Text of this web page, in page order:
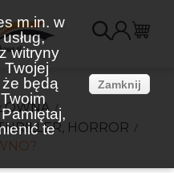
m.in. w
witryny
Twojej
będą
te
Zamknij
HORROR